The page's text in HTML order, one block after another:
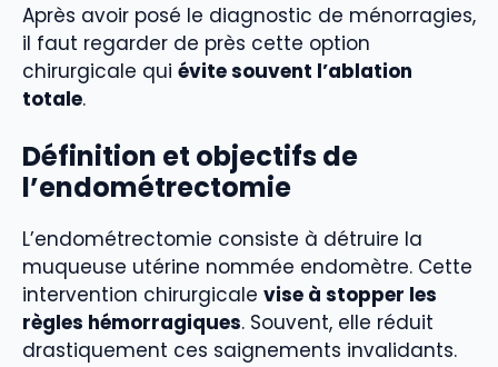
Après avoir posé le diagnostic de ménorragies,
il faut regarder de près cette option
chirurgicale qui évite souvent l’ablation
totale.
Définition et objectifs de
l’endométrectomie
L’endométrectomie consiste à détruire la
muqueuse utérine nommée endomètre. Cette
intervention chirurgicale vise à stopper les
règles hémorragiques. Souvent, elle réduit
drastiquement ces saignements invalidants.